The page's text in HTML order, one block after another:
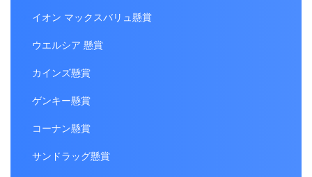
イオン マックスバリュ懸賞
ウエルシア 懸賞
カインズ懸賞
ゲンキー懸賞
コーナン懸賞
サンドラッグ懸賞